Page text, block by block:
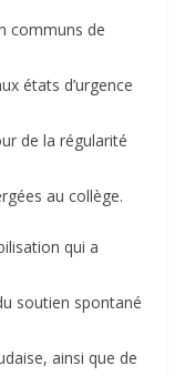
communs de
états d’urgence
de la régularité
au collège.
qui a
soutien spontané
ainsi que de